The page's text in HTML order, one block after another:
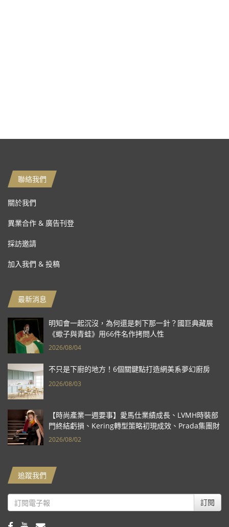
聯絡我們
關於我們
異業合作 & 廣告刊登
採訪邀請
加入我們 & 投稿
最新消息
明知會一起沉沒，為何還是刺下那一針？國巨典藏展
《蠍子與青蛙》用66件名作拷問人性
2026/08/04
不只是下廚的地方！6個關鍵點打造網美系夢幻廚房
2026/08/03
【時尚產業一週要事】愛馬仕業績成長、LVMH時裝部
門終結虧損、Kering轉型策略初現成效、Prada集團財
報亮眼
2026/08/02
追蹤我們
訂閱